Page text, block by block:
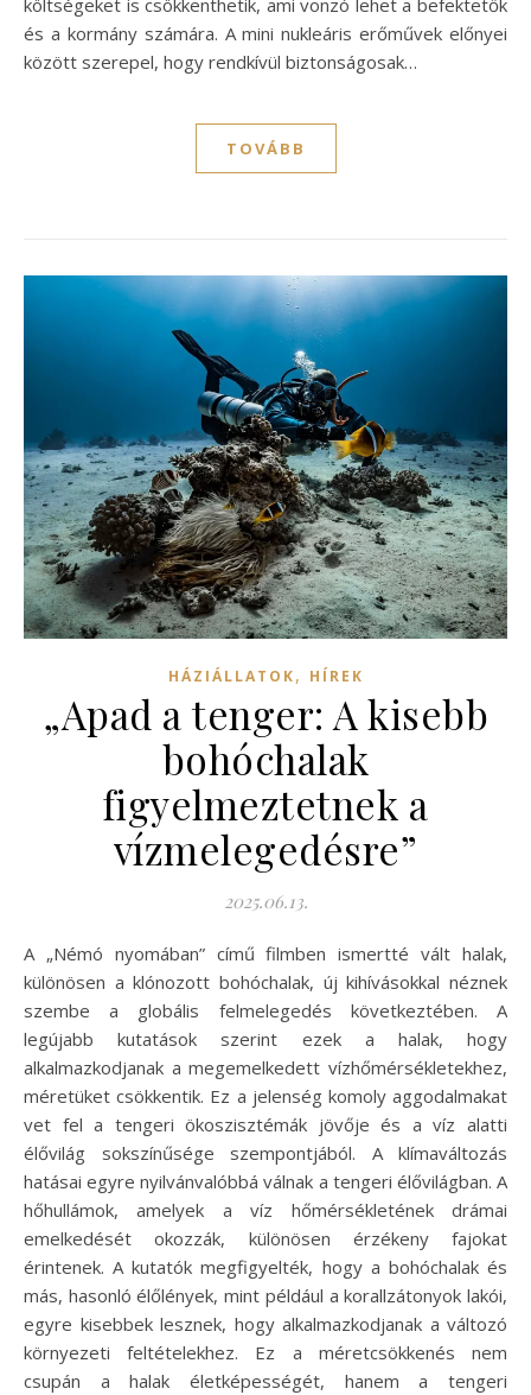
és a kormány számára. A mini nukleáris erőművek előnyei
között szerepel, hogy rendkívül biztonságosak…
TOVÁBB
HÁZIÁLLATOK, HÍREK
„Apad a tenger: A kisebb
bohóchalak
figyelmeztetnek a
vízmelegedésre”
2025.06.13.
A „Némó nyomában” című filmben ismertté vált halak,
különösen a klónozott bohóchalak, új kihívásokkal néznek
szembe a globális felmelegedés következtében. A
legújabb kutatások szerint ezek a halak, hogy
alkalmazkodjanak a megemelkedett vízhőmérsékletekhez,
méretüket csökkentik. Ez a jelenség komoly aggodalmakat
vet fel a tengeri ökoszisztémák jövője és a víz alatti
élővilág sokszínűsége szempontjából. A klímaváltozás
hatásai egyre nyilvánvalóbbá válnak a tengeri élővilágban. A
hőhullámok, amelyek a víz hőmérsékletének drámai
emelkedését okozzák, különösen érzékeny fajokat
érintenek. A kutatók megfigyelték, hogy a bohóchalak és
más, hasonló élőlények, mint például a korallzátonyok lakói,
egyre kisebbek lesznek, hogy alkalmazkodjanak a változó
környezeti feltételekhez. Ez a méretcsökkenés nem
csupán a halak életképességét, hanem a tengeri